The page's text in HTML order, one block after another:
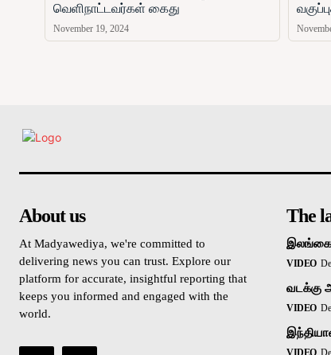
வெளிநாட்டவர்கள் கைது
November 19, 2024
About us
At Madyawediya, we're committed to
delivering news you can trust. Explore our
platform for accurate, insightful reporting that
keeps you informed and engaged with the
world.
The
VIDEO
வடக்கு
VIDEO
VIDEO